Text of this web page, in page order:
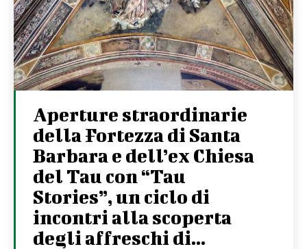
Aperture straordinarie
della Fortezza di Santa
Barbara e dell’ex Chiesa
del Tau con “Tau
Stories”, un ciclo di
incontri alla scoperta
degli affreschi di...